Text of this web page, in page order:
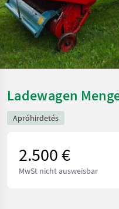
Ladewagen
Apróhirdetés
2.500 €
MwSt nicht ausweisbar